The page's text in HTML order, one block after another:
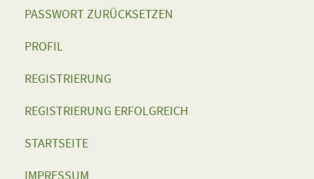
PASSWORT ZURÜCKSETZEN
PROFIL
REGISTRIERUNG
REGISTRIERUNG ERFOLGREICH
STARTSEITE
IMPRESSUM